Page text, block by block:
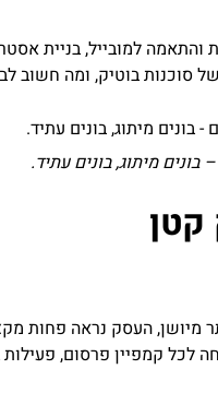
סוכנות בוטיק, ומה
מיתוג, בונים עתיד.
קטן
מיושן, העסק נראה פחות
לכל קמפיין פרסום,